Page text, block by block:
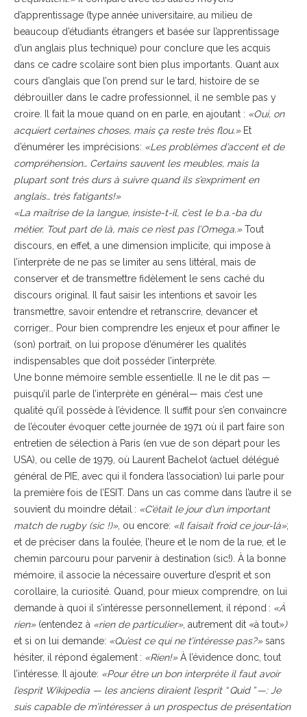
d’apprentissage (type année universitaire, au milieu de
beaucoup d’étudiants étrangers et basée sur l’apprentissage
d’un anglais plus technique) pour conclure que les acquis
dans ce cadre scolaire sont bien plus importants. Quant aux
cours d’anglais que l’on prend sur le tard, histoire de se
débrouiller dans le cadre professionnel, il ne semble pas y
croire. Il fait la moue quand on en parle, en ajoutant : «Oui, on
acquiert certaines choses, mais ça reste très flou.»Et
d’énumérer les imprécisions: «Les problèmes d’accent et de
compréhension… Certains sauvent les meubles, mais la
plupart sont très durs à suivre quand ils s’expriment en
anglais… très fatigants!»
«La maîtrise de la langue, insiste-t-il, c’est le b.a.-ba du
métier. Tout part de là, mais ce n’est pas l’Omega.»Tout
discours, en effet, a une dimension implicite, qui impose à
l’interprète de ne pas se limiter au sens littéral, mais de
conserver et de transmettre fidèlement le sens caché du
discours original. Il faut saisir les intentions et savoir les
transmettre, savoir entendre et retranscrire, devancer et
corriger… Pour bien comprendre les enjeux et pour affiner le
(son) portrait, on lui propose d’énumérer les qualités
indispensables que doit posséder l’interprète.
Une bonne mémoire semble essentielle. Il ne le dit pas —
puisqu’il parle de l’interprète en général— mais c’est une
qualité qu’il possède à l’évidence. Il suffit pour s’en convaincre
de l’écouter évoquer cette journée de 1971 où il part faire son
entretien de sélection à Paris (en vue de son départ pour les
USA), ou celle de 1979, où Laurent Bachelot (actuel délégué
général de PIE, avec qui il fondera l’association) lui parle pour
la première fois de l’ESIT. Dans un cas comme dans l’autre il se
souvient du moindre détail : «C’était le jour d’un important
match de rugby (sic !)», ou encore: «Il faisait froid ce jour-là»;
et de préciser dans la foulée, l’heure et le nom de la rue, et le
chemin parcouru pour parvenir à destination (sic!). À la bonne
mémoire, il associe la nécessaire ouverture d’esprit et son
corollaire, la curiosité. Quand, pour mieux comprendre, on lui
demande à quoi il s’intéresse personnellement, il répond : «À
rien»(entendez à «rien de particulier», autrement dit «à tout»)
et si on lui demande: «Qu’est ce qui ne t’intéresse pas?»sans
hésiter, il répond également : «Rien!»À l’évidence donc, tout
l’intéresse. Il ajoute: «Pour être un bon interprète il faut avoir
l’esprit Wikipedia — les anciens diraient l’esprit “ Quid ” —: Je
suis capable de m’intéresser à un prospectus de présentation